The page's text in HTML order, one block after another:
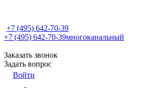
+7 (495) 642-70-39
+7 (495) 642-70-39многоканальный
Заказать звонок
Задать вопрос
Войти